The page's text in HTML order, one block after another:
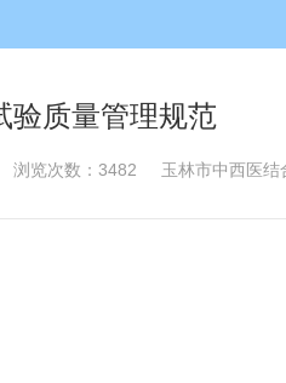
验质量管理规范
浏览次数：3482 玉林市中西医结